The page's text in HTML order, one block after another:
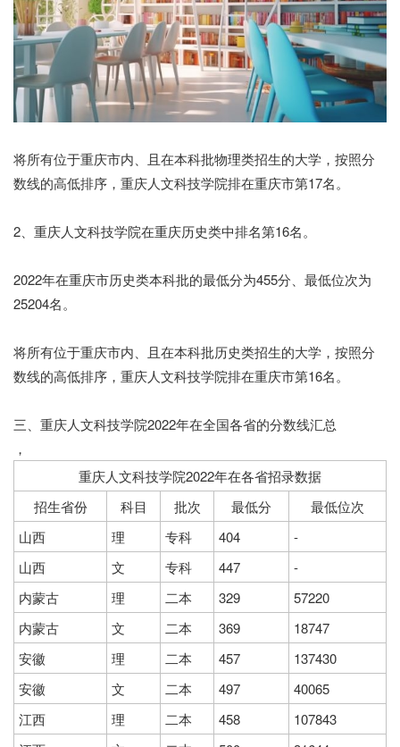
将所有位于重庆市内、且在本科批物理类招生的大学，按照分
数线的高低排序， 重庆人文科技学院排在重庆市第17名。
2、重庆人文科技学院在重庆历史类中排名第16名。
2022年在重庆市历史类本科批的最低分为455分、最低位次为
25204名。
将所有位于重庆市内、且在本科批历史类招生的大学，按照分
数线的高低排序， 重庆人文科技学院排在重庆市第16名。
三、重庆人文科技学院2022年在全国各省的分数线汇总
，
重庆人文科技学院2022年在各省招录数据
招生省份
科目 批次 最低分
最低位次
山西
理 专科 404
-
山西
文 专科 447
-
内蒙古
理 二本 329
57220
内蒙古
文 二本 369
18747
安徽
理 二本 457
137430
安徽
文 二本 497
40065
江西
理 二本 458
107843